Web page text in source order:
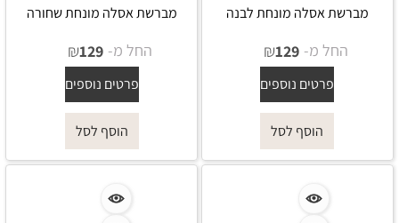
מברשת אסלה מונחת לבנה
החל מ- ₪129
פרטים נוספים
הוסף לסל
מברשת אסלה מונחת שחורה
החל מ- ₪129
פרטים נוספים
הוסף לסל